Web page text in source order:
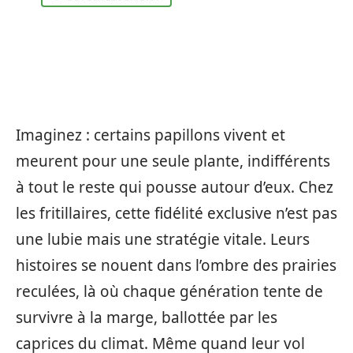
Imaginez : certains papillons vivent et
meurent pour une seule plante, indifférents
à tout le reste qui pousse autour d’eux. Chez
les fritillaires, cette fidélité exclusive n’est pas
une lubie mais une stratégie vitale. Leurs
histoires se nouent dans l’ombre des prairies
reculées, là où chaque génération tente de
survivre à la marge, ballottée par les
caprices du climat. Même quand leur vol